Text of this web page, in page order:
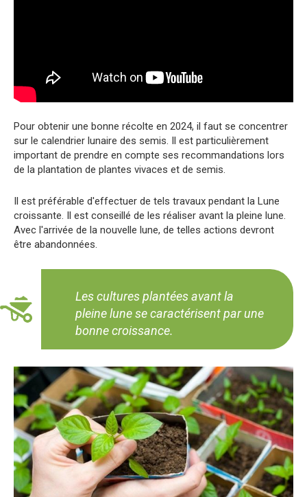
Pour obtenir une bonne récolte en 2024, il faut se concentrer
sur le calendrier lunaire des semis. Il est particulièrement
important de prendre en compte ses recommandations lors
de la plantation de plantes vivaces et de semis.
Il est préférable d'effectuer de tels travaux pendant la Lune
croissante. Il est conseillé de les réaliser avant la pleine lune.
Avec l'arrivée de la nouvelle lune, de telles actions devront
être abandonnées.
Les cultures plantées avant la
pleine lune se caractérisent par une
bonne croissance.